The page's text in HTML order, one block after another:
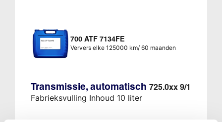
700 ATF 7134FE
Ververs elke 125000 km/ 60 maanden
Transmissie, automatisch 725.0xx 9/1
Fabrieksvulling Inhoud 10 liter